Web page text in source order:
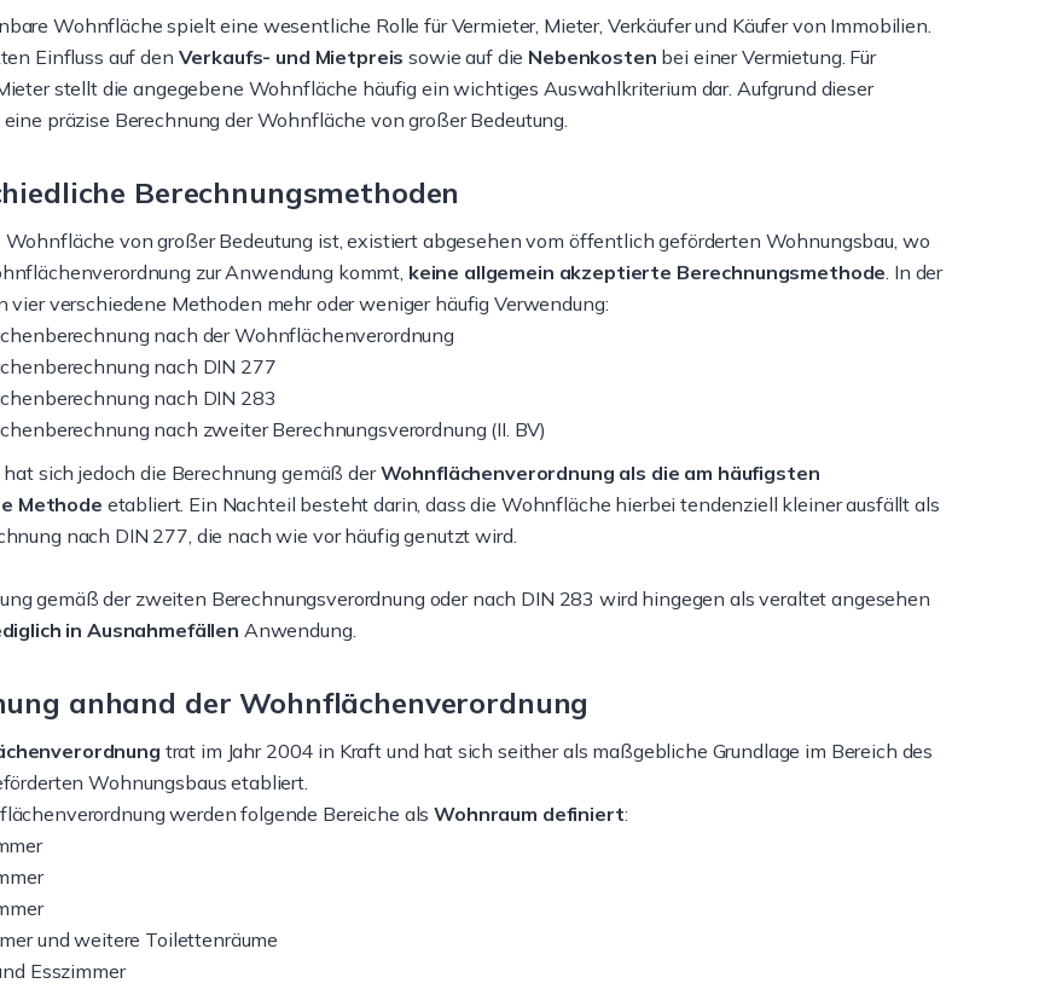
in Bonn
als
zählt zu den
Wohnung behalten oder
verkaufen in Bonn?
Wer eine Eigentumswohnung in
Bonn besitzt, verfügt über einen
weiter
Steigende Bauzinsen
2026
Nach den starken
Preissteigerungen der Jahre 2015
Fotos vom
Der erste Eindruck
das gilt besonders
Wohnfläche spielt eine wesentliche Rolle für Vermieter, Mieter, Verkäufer und Käufer von Immobilien.
Einfluss auf den Verkaufs- und Mietpreis sowie auf die Nebenkosten bei einer Vermietung. Für
stellt die angegebene Wohnfläche häufig ein wichtiges Auswahlkriterium dar. Aufgrund dieser
präzise Berechnung der Wohnfläche von großer Bedeutung.
Berechnungsmethoden
Wohnfläche von großer Bedeutung ist, existiert abgesehen vom öffentlich geförderten Wohnungsbau, wo
zur Anwendung kommt, keine allgemein akzeptierte Berechnungsmethode. In der
vier verschiedene Methoden mehr oder weniger häufig Verwendung:
nach der Wohnflächenverordnung
nach DIN 277
nach DIN 283
nach zweiter Berechnungsverordnung (II. BV)
hat sich jedoch die Berechnung gemäß derWohnflächenverordnung als die am häufigsten
Methode etabliert. Ein Nachteil besteht darin, dass die Wohnfläche hierbei tendenziell kleiner ausfällt als
nach DIN 277, die nach wie vor häufig genutzt wird.
gemäß der zweiten Berechnungsverordnung oder nach DIN 283 wird hingegen als veraltet angesehen
in Ausnahmefällen Anwendung.
anhand der Wohnflächenverordnung
trat im Jahr 2004 in Kraft und hat sich seither als maßgebliche Grundlage im Bereich des
Wohnungsbaus etabliert.
werden folgende Bereiche alsWohnraum definiert:
und weitere Toilettenräume
Esszimmer